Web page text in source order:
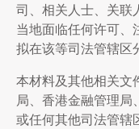
司、相关人士、关联
当地面临任何许可、
拟在该等司法管辖区
本材料及其他相关文
局、香港金融管理局
或任何其他司法管辖